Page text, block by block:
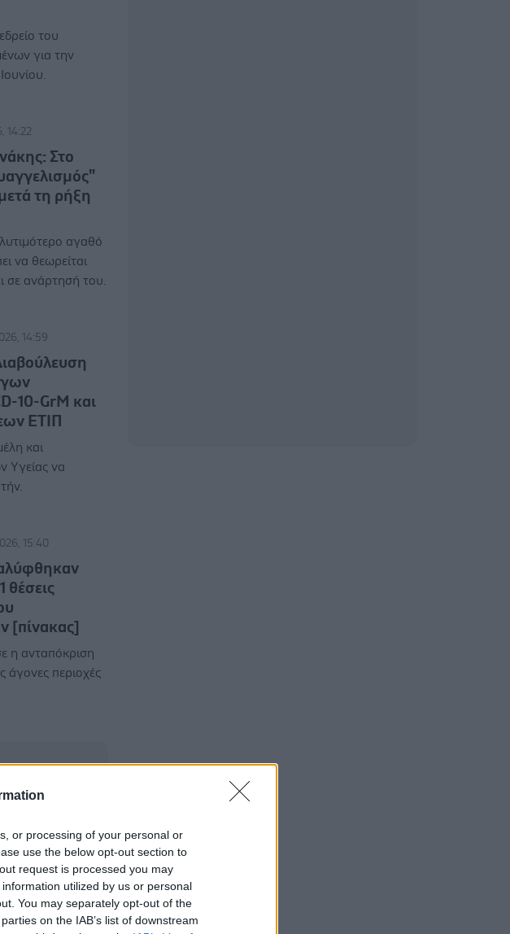
or processing of your personal or
use the below opt-out section to
request is processed you may
utilized by us or personal
You may separately opt-out of the
on the IAB’s list of downstream
του
για την
14:22
Στο
τη ρήξη
αγαθό
να θεωρείται
σε ανάρτησή του.
14:59
10-GrM και
ΕΤΙΠ
και
Υγείας να
15:40
θέσεις
[πίνακας]
η ανταπόκριση
άγονες περιοχές
φαρμάκων
ακρίβεια και